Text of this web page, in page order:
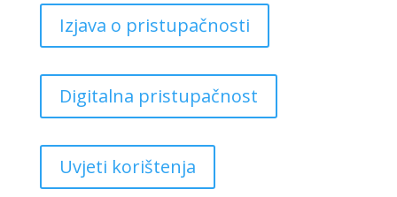
Izjava o pristupačnosti
Digitalna pristupačnost
Uvjeti korištenja